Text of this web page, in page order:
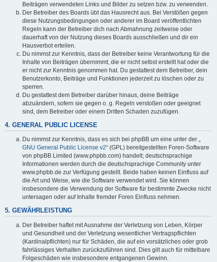
Beiträgen verwendeten Links und Bilder zu setzen bzw. zu verwenden.
Der Betreiber des Boards übt das Hausrecht aus. Bei Verstößen gegen
diese Nutzungsbedingungen oder anderer im Board veröffentlichten
Regeln kann der Betreiber dich nach Abmahnung zeitweise oder
dauerhaft von der Nutzung dieses Boards ausschließen und dir ein
Hausverbot erteilen.
Du nimmst zur Kenntnis, dass der Betreiber keine Verantwortung für die
Inhalte von Beiträgen übernimmt, die er nicht selbst erstellt hat oder die
er nicht zur Kenntnis genommen hat. Du gestattest dem Betreiber, dein
Benutzerkonto, Beiträge und Funktionen jederzeit zu löschen oder zu
sperren.
Du gestattest dem Betreiber darüber hinaus, deine Beiträge
abzuändern, sofern sie gegen o. g. Regeln verstoßen oder geeignet
sind, dem Betreiber oder einem Dritten Schaden zuzufügen.
4. GENERAL PUBLIC LICENSE
Du nimmst zur Kenntnis, dass es sich bei phpBB um eine unter der „
GNU General Public License v2“ (GPL) bereitgestellten Foren-Software
von phpBB Limited (www.phpbb.com) handelt; deutschsprachige
Informationen werden durch die deutschsprachige Community unter
www.phpbb.de zur Verfügung gestellt. Beide haben keinen Einfluss auf
die Art und Weise, wie die Software verwendet wird. Sie können
insbesondere die Verwendung der Software für bestimmte Zwecke nicht
untersagen oder auf Inhalte fremder Foren Einfluss nehmen.
5. GEWÄHRLEISTUNG
Der Betreiber haftet mit Ausnahme der Verletzung von Leben, Körper
und Gesundheit und der Verletzung wesentlicher Vertragspflichten
(Kardinalpflichten) nur für Schäden, die auf ein vorsätzliches oder grob
fahrlässiges Verhalten zurückzuführen sind. Dies gilt auch für mittelbare
Folgeschäden wie insbesondere entgangenen Gewinn.